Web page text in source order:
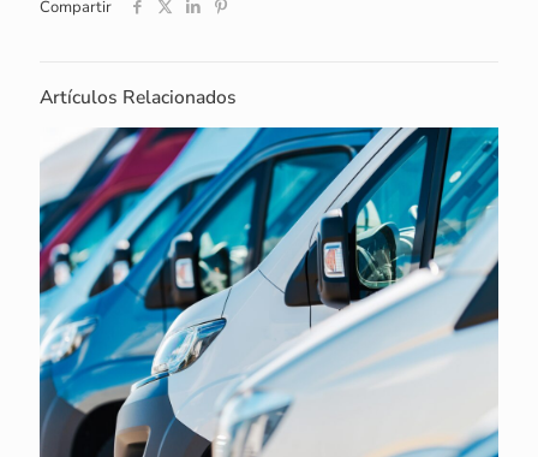
Compartir
Artículos Relacionados